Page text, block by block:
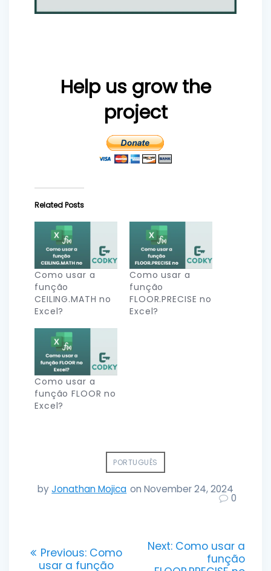
Help us grow the
project
Related Posts
Como usar a
função
CEILING.MATH no
Excel?
Como usar a
função
FLOOR.PRECISE no
Excel?
Como usar a
função FLOOR no
Excel?
PORTUGUÊS
byJonathan Mojica on November 24, 2024
0
navigation
Previous: Previous
post:
Como
usar a função
Next: Next
Como usar a
função